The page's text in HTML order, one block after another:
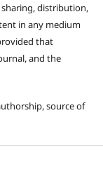
sharing, distribution,
in any medium
that
and the
source of